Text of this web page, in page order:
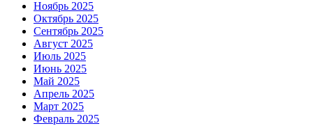
Ноябрь 2025
Октябрь 2025
Сентябрь 2025
Август 2025
Июль 2025
Июнь 2025
Май 2025
Апрель 2025
Март 2025
Февраль 2025